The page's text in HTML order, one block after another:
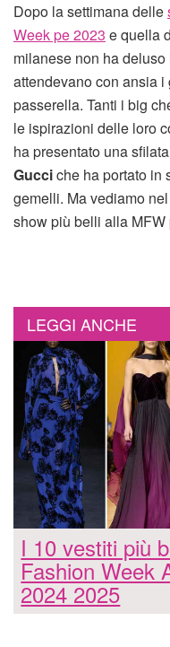
Dopo la settimana delle
Week pe 2023 e quella
milanese non ha
attendevano con ansia
passerella. Tanti i big
le ispirazioni delle loro
ha presentato una
Gucciche ha portato in
gemelli. Ma vediamo
show più belli alla
LEGGI ANCHE
I 10 vestiti più
Fashion Week
2024 2025